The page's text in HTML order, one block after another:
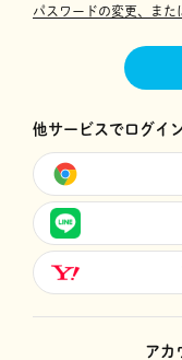
パスワードの変更、また
他サービスでログイ
アカ